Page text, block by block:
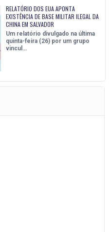
RELATÓRIO DOS EUA APONTA
EXISTÊNCIA DE BASE MILITAR ILEGAL DA
CHINA EM SALVADOR
Um relatório divulgado na última
quinta-feira (26) por um grupo
vincul…